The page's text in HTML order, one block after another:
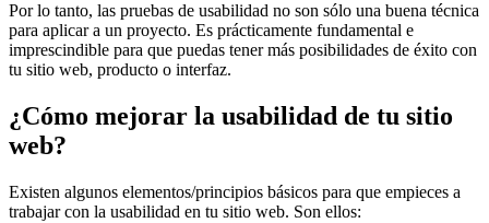
Por lo tanto, las pruebas de usabilidad no son sólo una buena técnica
para aplicar a un proyecto. Es prácticamente fundamental e
imprescindible para que puedas tener más posibilidades de éxito con
tu sitio web, producto o interfaz.
¿Cómo mejorar la usabilidad de tu sitio
web?
Existen algunos elementos/principios básicos para que empieces a
trabajar con la usabilidad en tu sitio web. Son ellos: